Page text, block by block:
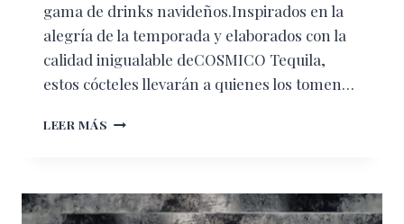
gama de drinks navideños.Inspirados en la
alegría de la temporada y elaborados con la
calidad inigualable deCOSMICO Tequila,
estos cócteles llevarán a quienes los tomen…
LEER MÁS CELEBRA
LA
NAVIDAD